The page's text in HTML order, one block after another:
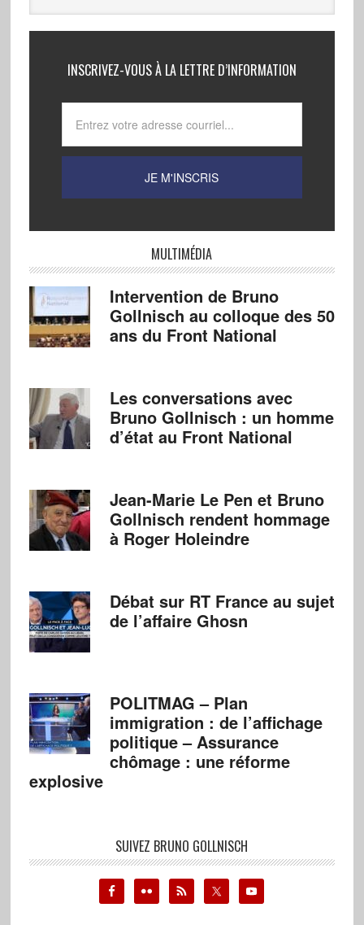
INSCRIVEZ-VOUS À LA LETTRE D’INFORMATION
MULTIMÉDIA
Intervention de Bruno
Gollnisch au colloque des 50
ans du Front National
Les conversations avec
Bruno Gollnisch : un homme
d’état au Front National
Jean-Marie Le Pen et Bruno
Gollnisch rendent hommage
à Roger Holeindre
Débat sur RT France au sujet
de l’affaire Ghosn
POLITMAG – Plan
immigration : de l’affichage
politique – Assurance
chômage : une réforme
explosive
SUIVEZ BRUNO GOLLNISCH